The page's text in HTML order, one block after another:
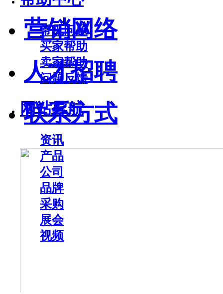
常见问题
买家帮助
卖家帮助
问题反馈
网站导航
资讯
产品
公司
品牌
采购
展会
视频
营销网络
人才招聘
联系方式